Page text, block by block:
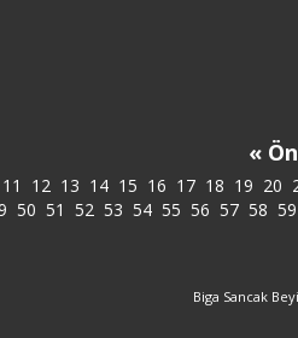
«
11 12 13 14 15 16 17 18 19 20
50 51 52 53 54 55 56 57 58 59
Biga Sancak